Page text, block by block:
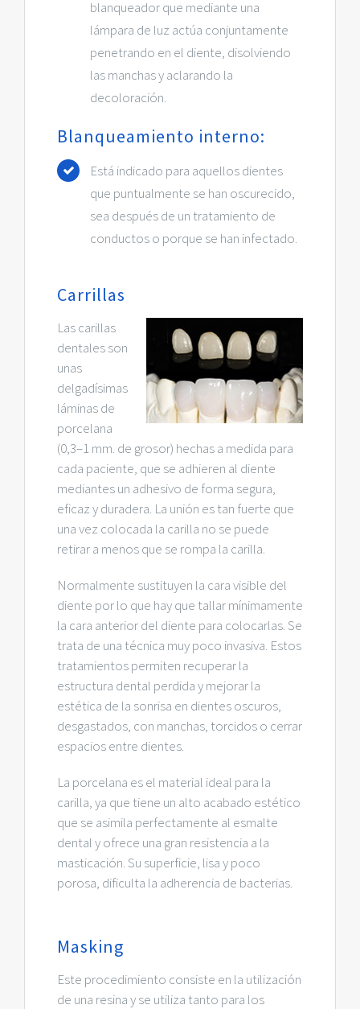
blanqueador que mediante una
lámpara de luz actúa conjuntamente
penetrando en el diente, disolviendo
las manchas y aclarando la
decoloración.
Blanqueamiento interno:
Está indicado para aquellos dientes
que puntualmente se han oscurecido,
sea después de un tratamiento de
conductos o porque se han infectado.
Carrillas
Las carillas
dentales son
unas
delgadísimas
láminas de
porcelana
(0,3–1 mm. de grosor) hechas a medida para
cada paciente, que se adhieren al diente
mediantes un adhesivo de forma segura,
eficaz y duradera. La unión es tan fuerte que
una vez colocada la carilla no se puede
retirar a menos que se rompa la carilla.
Normalmente sustituyen la cara visible del
diente por lo que hay que tallar mínimamente
la cara anterior del diente para colocarlas. Se
trata de una técnica muy poco invasiva. Estos
tratamientos permiten recuperar la
estructura dental perdida y mejorar la
estética de la sonrisa en dientes oscuros,
desgastados, con manchas, torcidos o cerrar
espacios entre dientes.
La porcelana es el material ideal para la
carilla, ya que tiene un alto acabado estético
que se asimila perfectamente al esmalte
dental y ofrece una gran resistencia a la
masticación. Su superficie, lisa y poco
porosa, dificulta la adherencia de bacterias.
Masking
Este procedimiento consiste en la utilización
de una resina y se utiliza tanto para los